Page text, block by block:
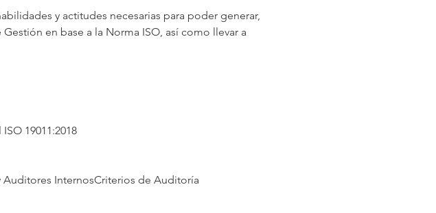
y actitudes necesarias para poder generar,
en base a la Norma ISO, así como llevar a
19011:2018
InternosCriterios de Auditoría